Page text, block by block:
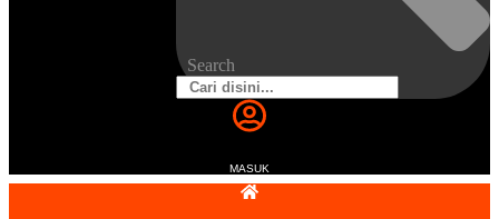
Search
MASUK